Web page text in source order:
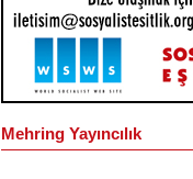
Mehring Yayıncılık